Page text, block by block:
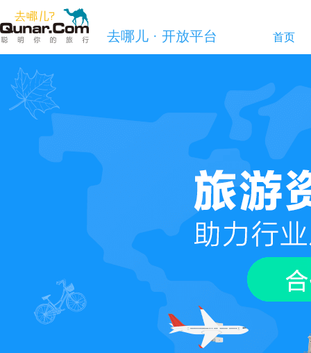
去哪儿 · 开放平台 首页